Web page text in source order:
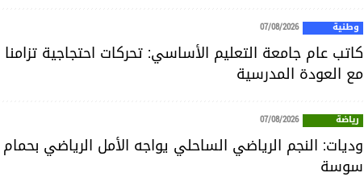
وطنية 07/08/2026
كاتب عام جامعة التعليم الأساسي: تحركات احتجاجية تزامنا
مع العودة المدرسية
رياضة 07/08/2026
وديات: النجم الرياضي الساحلي يواجه الأمل الرياضي بحمام
سوسة